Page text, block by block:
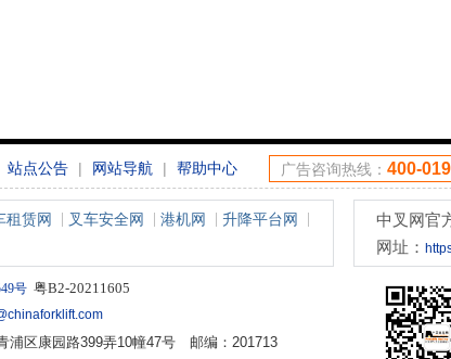
站点公告 | 网站导航 | 帮助中心 广告咨询热线： 400-
租赁网 叉车安全网 港机网
升降平台网
中叉网官
网址：
号粤B2-20211605
浦区康园路399弄10幢47号 邮编：201713